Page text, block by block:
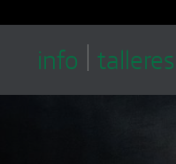
info talleres